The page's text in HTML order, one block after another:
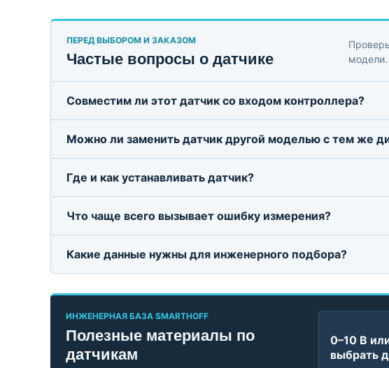
ПЕРЕД ВЫБОРОМ И ЗАКАЗОМ
Частые вопросы о датчике
модели.
Совместим ли этот датчик со входом контроллера?
Можно ли заменить датчик другой моделью с тем же
Где и как устанавливать датчик?
Что чаще всего вызывает ошибку измерения?
Какие данные нужны для инженерного подбора?
ИНЖЕНЕРНАЯ БАЗА SMARTHOFF
Полезные материалы по
датчикам
0–10 В
выбрать